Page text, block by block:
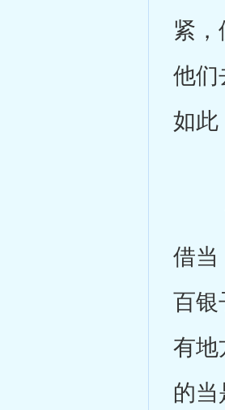
紧
他们
如此
一
借
百银
有
的